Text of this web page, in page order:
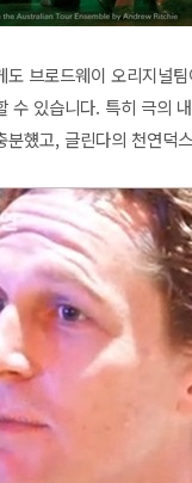
도 브로드웨이 오리지널
수 있습니다. 특히 극
헀고, 글린다의 천연덕